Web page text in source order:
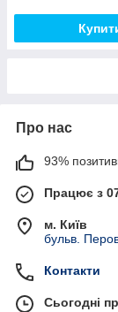
Про нас
93%
Працює з
м. Київ
бульв.
Контакти
Сьогодні